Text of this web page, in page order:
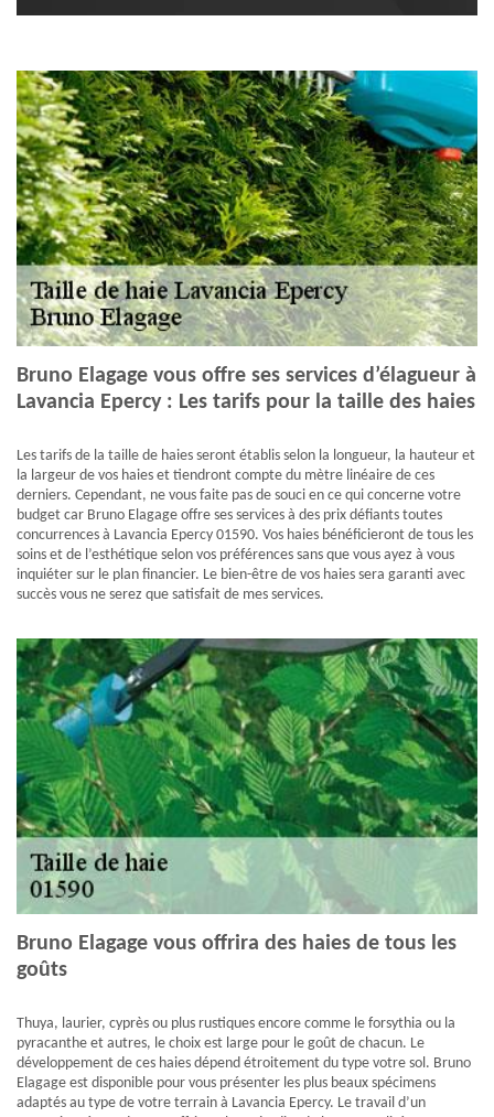
Bruno Elagage vous offre ses services d’élagueur à
Lavancia Epercy : Les tarifs pour la taille des haies
Les tarifs de la taille de haies seront établis selon la longueur, la hauteur et
la largeur de vos haies et tiendront compte du mètre linéaire de ces
derniers. Cependant, ne vous faite pas de souci en ce qui concerne votre
budget car Bruno Elagage offre ses services à des prix défiants toutes
concurrences à Lavancia Epercy 01590. Vos haies bénéficieront de tous les
soins et de l’esthétique selon vos préférences sans que vous ayez à vous
inquiéter sur le plan financier. Le bien-être de vos haies sera garanti avec
succès vous ne serez que satisfait de mes services.
Bruno Elagage vous offrira des haies de tous les
goûts
Thuya, laurier, cyprès ou plus rustiques encore comme le forsythia ou la
pyracanthe et autres, le choix est large pour le goût de chacun. Le
développement de ces haies dépend étroitement du type votre sol. Bruno
Elagage est disponible pour vous présenter les plus beaux spécimens
adaptés au type de votre terrain à Lavancia Epercy. Le travail d’un